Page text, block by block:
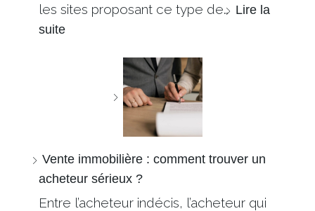
les sites proposant ce type de… Lire la
suite
Vente immobilière : comment trouver un
acheteur sérieux ?
Entre l’acheteur indécis, l’acheteur qui